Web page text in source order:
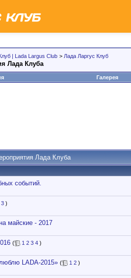
| Lada Largus Club > Лада Ларгус Клуб
Лада Клуба
Галерея
Лада Клуба
событий.
3 )
майские - 2017
( 1 2 3 4 )
LADA-2015» ( 1 2 )